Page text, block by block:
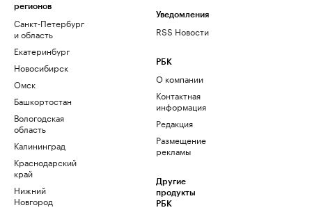
регионов
Санкт-Петербург
и область
Екатеринбург
Новосибирск
Омск
Башкортостан
Вологодская
область
Калининград
Краснодарский
край
Нижний
Новгород
Уведомления
RSS Новости
РБК
О компании
Контактная
информация
Редакция
Размещение
рекламы
Другие
продукты
РБК